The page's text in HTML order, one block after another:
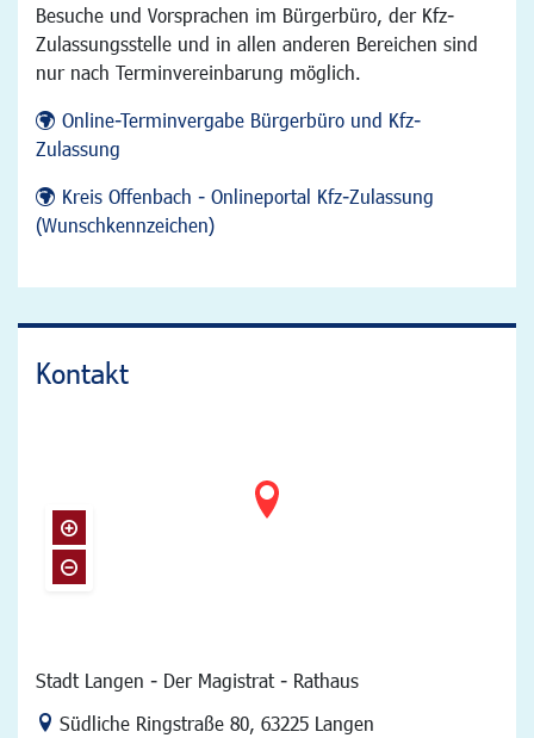
Besuche und Vorsprachen im Bürgerbüro, der Kfz-
Zulassungsstelle und in allen anderen Bereichen sind
nur nach Terminvereinbarung möglich.
Online-Terminvergabe Bürgerbüro und Kfz-
Zulassung
Kreis Offenbach - Onlineportal Kfz-Zulassung
(Wunschkennzeichen)
Kontakt
Stadt Langen - Der Magistrat - Rathaus
Link zur Google-Maps Navigation
Südliche Ringstraße 80, 63225 Langen